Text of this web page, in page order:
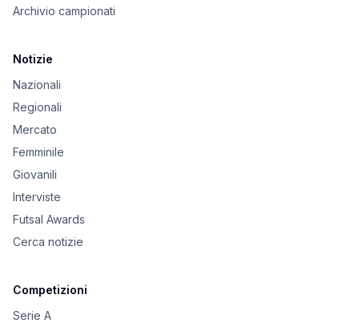
Archivio campionati
Notizie
Nazionali
Regionali
Mercato
Femminile
Giovanili
Interviste
Futsal Awards
Cerca notizie
Competizioni
Serie A